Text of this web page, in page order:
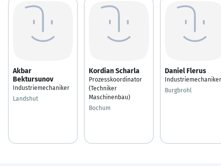
Akbar
Bektursunov
Industriemechaniker
Landshut
Kordian Scharla
Prozesskoordinator
(Techniker
Maschinenbau)
Bochum
Daniel Flerus
Industriemechaniker
Burgbrohl